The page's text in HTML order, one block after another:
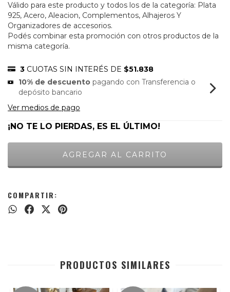
Válido para este producto y todos los de la categoría: Plata
925, Acero, Aleacion, Complementos, Alhajeros Y
Organizadores de accesorios.
Podés combinar esta promoción con otros productos de la
misma categoría.
3 CUOTAS SIN INTERÉS DE $51.838
10% de descuento pagando con Transferencia o
depósito bancario
Ver medios de pago
¡NO TE LO PIERDAS, ES EL ÚLTIMO!
COMPARTIR:
PRODUCTOS SIMILARES